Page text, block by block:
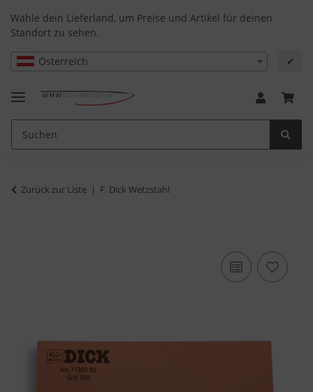
Wähle dein Lieferland, um Preise und Artikel für deinen
Standort zu sehen.
Österreich ✔
Zurück zur Liste F. Dick Wetzstahl